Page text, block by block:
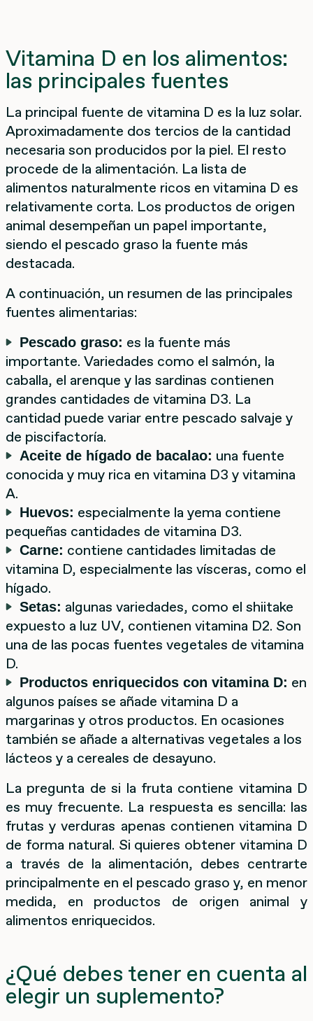
Vitamina D en los alimentos:
las principales fuentes
La principal fuente de vitamina D es la luz solar.
Aproximadamente dos tercios de la cantidad
necesaria son producidos por la piel. El resto
procede de la alimentación. La lista de
alimentos naturalmente ricos en vitamina D es
relativamente corta. Los productos de origen
animal desempeñan un papel importante,
siendo el pescado graso la fuente más
destacada.
A continuación, un resumen de las principales
fuentes alimentarias:
Pescado graso: es la fuente más
importante. Variedades como el salmón, la
caballa, el arenque y las sardinas contienen
grandes cantidades de vitamina D3. La
cantidad puede variar entre pescado salvaje y
de piscifactoría.
Aceite de hígado de bacalao: una fuente
conocida y muy rica en vitamina D3 y vitamina
A.
Huevos: especialmente la yema contiene
pequeñas cantidades de vitamina D3.
Carne: contiene cantidades limitadas de
vitamina D, especialmente las vísceras, como el
hígado.
Setas: algunas variedades, como el shiitake
expuesto a luz UV, contienen vitamina D2. Son
una de las pocas fuentes vegetales de vitamina
D.
Productos enriquecidos con vitamina D: en
algunos países se añade vitamina D a
margarinas y otros productos. En ocasiones
también se añade a alternativas vegetales a los
lácteos y a cereales de desayuno.
La pregunta de si la fruta contiene vitamina D
es muy frecuente. La respuesta es sencilla: las
frutas y verduras apenas contienen vitamina D
de forma natural. Si quieres obtener vitamina D
a través de la alimentación, debes centrarte
principalmente en el pescado graso y, en menor
medida, en productos de origen animal y
alimentos enriquecidos.
¿Qué debes tener en cuenta al
elegir un suplemento?